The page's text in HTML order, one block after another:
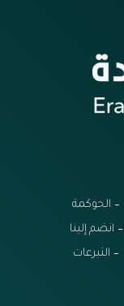
الحوكمة
انضم إلينا
التبرعات